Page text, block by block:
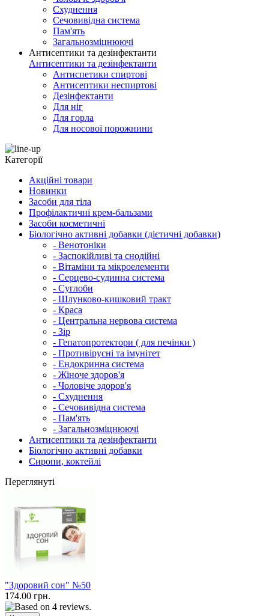
Схуднення
Сечовивідна система
Пам'ять
Загальнозміцнюючі
Антисептики та дезінфектанти
Антисептики та дезінфектанти
Антиспетики спиртові
Антисептики неспиртові
Дезінфектанти
Для ніг
Для горла
Для носової порожнини
Категорії
Акційні товари
Новинки
Засоби для тіла
Профілактичні крем-бальзами
Засоби косметичні
Біологічно активні добавки (дієтичні добавки)
- Венотоніки
- Заспокійливі та снодійні
- Вітаміни та мікроелементи
- Серцево-судинна система
- Суглоби
- Шлунково-кишковий тракт
- Краса
- Центральна нервова система
- Зір
- Гепатопротектори ( для печінки )
- Противірусні та імунітет
- Ендокринна система
- Жіноче здоров'я
- Чоловіче здоров'я
- Схуднення
- Сечовивідна система
- Пам'ять
- Загальнозміцнюючі
Антисептики та дезінфектанти
Біологічно активні добавки
Сиропи, коктейлі
Переглянуті
"Здоровий сон" №50
174.00 грн.